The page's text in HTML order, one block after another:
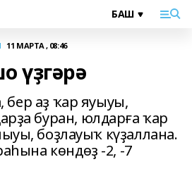
11 МАРТА , 08:46
үҙгәрә
бер аҙ ҡар яуыуы,
буран, юлдарға ҡар
боҙлауыҡ күҙаллана.
көндөҙ -2, -7